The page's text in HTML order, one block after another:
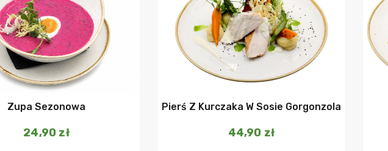
Dodaj do koszyka
Zupa Sezonowa
24,90 zł
Dodaj do koszyka
Pierś Z Kurczaka W Sosie Gorgonzola
44,90 zł